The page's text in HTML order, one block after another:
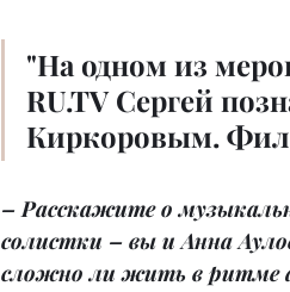
"На одном из
RU.TV Сергей
Киркоровым.
– Расскажите о
солистки – вы и Анна
сложно ли жить в ритме